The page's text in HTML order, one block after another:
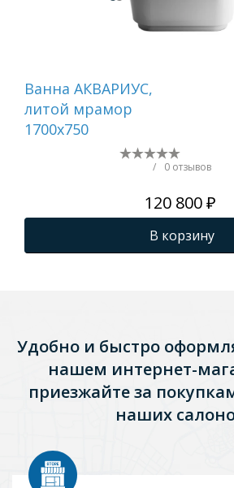
Ванна АКВАРИУС,
литой мрамор
1700х750
/ 0 отзывов
120 800 ₽
В корзину
Удобно и быстро
нашем интернет-
приезжайте за
наших